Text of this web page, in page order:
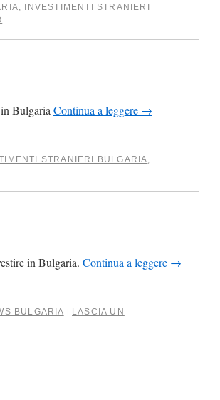
,
INVESTIMENTI STRANIERI
Bulgaria Continua a leggere →
STRANIERI BULGARIA,
in Bulgaria. Continua a leggere →
BULGARIA | LASCIA UN